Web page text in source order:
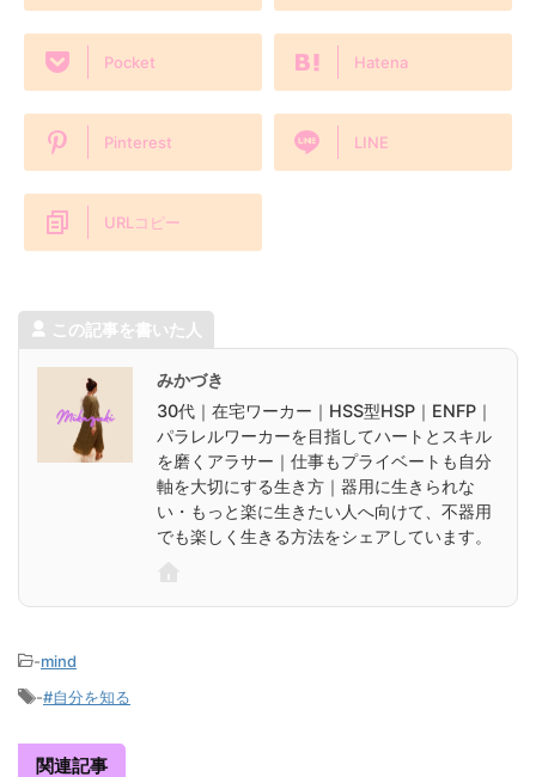
Pocket Hatena
Pinterest LINE
URLコピー
この記事を書いた人
みかづき
30代｜在宅ワーカー｜HSS型HSP｜ENFP｜
パラレルワーカーを目指してハートとスキル
を磨くアラサー｜仕事もプライベートも自分
軸を大切にする生き方｜器用に生きられな
い・もっと楽に生きたい人へ向けて、不器用
でも楽しく生きる方法をシェアしています。
-mind
-#自分を知る
関連記事